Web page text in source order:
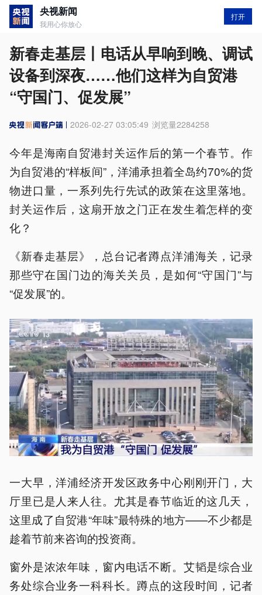
央视新闻
我用心你放心
打开
新春走基层丨电话从早响到晚、调试
设备到深夜……他们这样为自贸港
“守国门、促发展”
2026-02-27 03:05:49 浏览量2284258
今年是海南自贸港封关运作后的第一个春节。作
为自贸港的“样板间”，洋浦承担着全岛约70%的货
物进口量，一系列先行先试的政策在这里落地。
封关运作后，这扇开放之门正在发生着怎样的变
化？
《新春走基层》，总台记者蹲点洋浦海关，记录
那些守在国门边的海关关员，是如何“守国门”与
“促发展”的。
一大早，洋浦经济开发区政务中心刚刚开门，大
厅里已是人来人往。尤其是春节临近的这几天，
这里成了自贸港“年味”最特殊的地方——不少都是
趁着节前来咨询的投资商。
窗外是浓浓年味，窗内电话不断。艾韬是综合业
务处综合业务一科科长。蹲点的这段时间，记者